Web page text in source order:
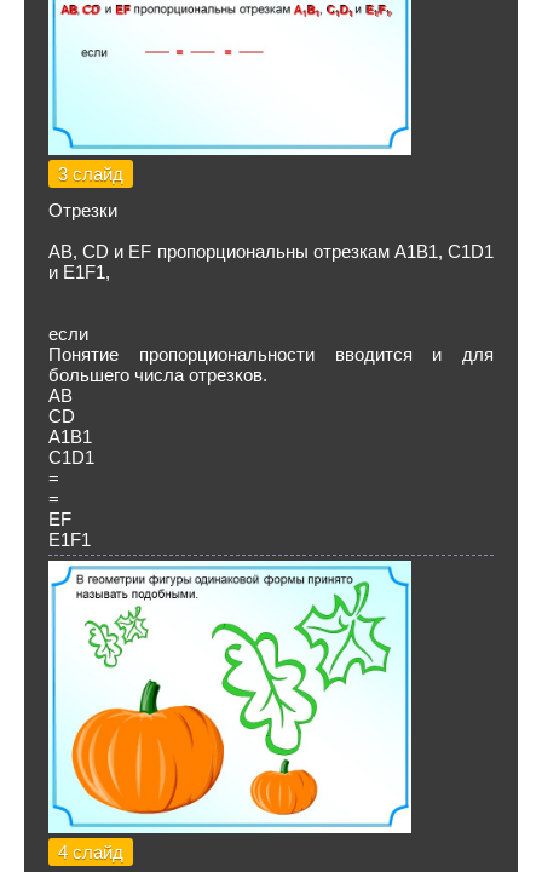
3 слайд
Отрезки
АВ, СD и EF пропорциональны отрезкам А1В1, С1D1
и E1F1,
если
Понятие пропорциональности вводится и для
большего числа отрезков.
АВ
СD
А1В1
C1D1
=
=
EF
E1F1
4 слайд